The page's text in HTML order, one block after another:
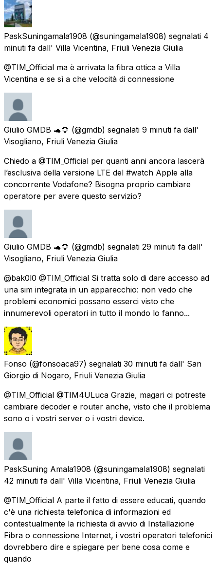
PaskSuningamala1908 (@suningamala1908) segnalati 4
minuti fa dall' Villa Vicentina, Friuli Venezia Giulia
@TIM_Official ma è arrivata la fibra ottica a Villa
Vicentina e se sì a che velocità di connessione
Giulio GMDB 🐢🌻 (@gmdb) segnalati 9 minuti fa dall'
Visogliano, Friuli Venezia Giulia
Chiedo a @TIM_Official per quanti anni ancora lascerà
l’esclusiva della versione LTE del #watch Apple alla
concorrente Vodafone? Bisogna proprio cambiare
operatore per avere questo servizio?
Giulio GMDB 🐢🌻 (@gmdb) segnalati 29 minuti fa dall'
Visogliano, Friuli Venezia Giulia
@bak0l0 @TIM_Official Si tratta solo di dare accesso ad
una sim integrata in un apparecchio: non vedo che
problemi economici possano esserci visto che
innumerevoli operatori in tutto il mondo lo fanno...
Fonso (@fonsoaca97) segnalati 30 minuti fa dall' San
Giorgio di Nogaro, Friuli Venezia Giulia
@TIM_Official @TIM4ULuca Grazie, magari ci potreste
cambiare decoder e router anche, visto che il problema
sono o i vostri server o i vostri device.
PaskSuning Amala1908 (@suningamala1908) segnalati
42 minuti fa dall' Villa Vicentina, Friuli Venezia Giulia
@TIM_Official A parte il fatto di essere educati, quando
c'è una richiesta telefonica di informazioni ed
contestualmente la richiesta di avvio di Installazione
Fibra o connessione Internet, i vostri operatori telefonici
dovrebbero dire e spiegare per bene cosa come e
quando